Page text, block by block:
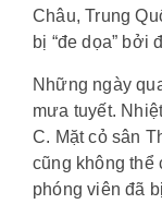
Châu, Trung
bị “đe dọa” bởi
Những ngày
mưa tuyết.
C. Mặt cỏ sân
cũng không thể
phóng viên đã